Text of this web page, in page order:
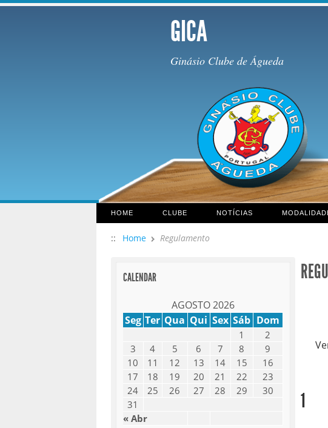
GICA
Ginásio Clube de Águeda
HOME CLUBE NOTÍCIAS
:: Home Regulamento
1
CALENDAR
AGOSTO 2026
Seg Ter Qua Qui Sex Sáb Dom
« Abr
1
2
3
4 5 6 7 8
9
10
11 12 13 14 15
16
17
18 19 20 21 22
23
24
25 26 27 28 29
30
31